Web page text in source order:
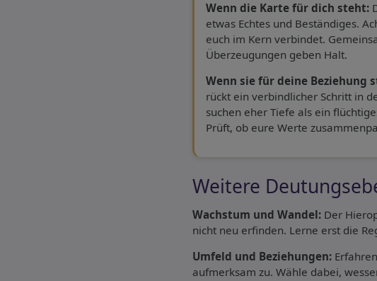
Wenn die Karte für dich steht:
etwas Echtes und Beständiges.
euch im Kern verbindet.
Überzeugungen geben Halt.
Wenn sie für deine Beziehung
rückt ein verbindlicher Schritt in
suchen eher Tiefe als ein
Prüft, ob eure Werte
Weitere
Wachstum und Wandel: Der
nicht neu erfinden. Lerne erst die
Umfeld und Beziehungen:
aufmerksam zu. Wähle dabei,